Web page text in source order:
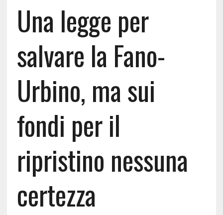
Una legge per
salvare la Fano-
Urbino, ma sui
fondi per il
ripristino nessuna
certezza